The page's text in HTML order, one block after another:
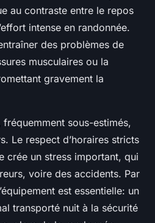
au contraste entre le repos
intense en randonnée.
des problèmes de
musculaires ou la
gravement la
sous-estimés,
Le respect d’horaires stricts
crée un stress important, qui
voire des accidents. Par
est essentielle: un
transporté nuit à la sécurité